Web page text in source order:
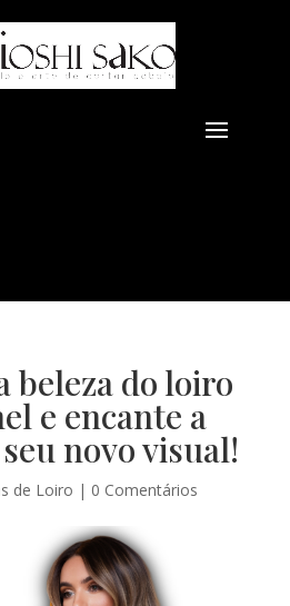
beleza do loiro
e encante a
novo visual!
de Loiro | 0 Comentários
transformar seu
Visual??